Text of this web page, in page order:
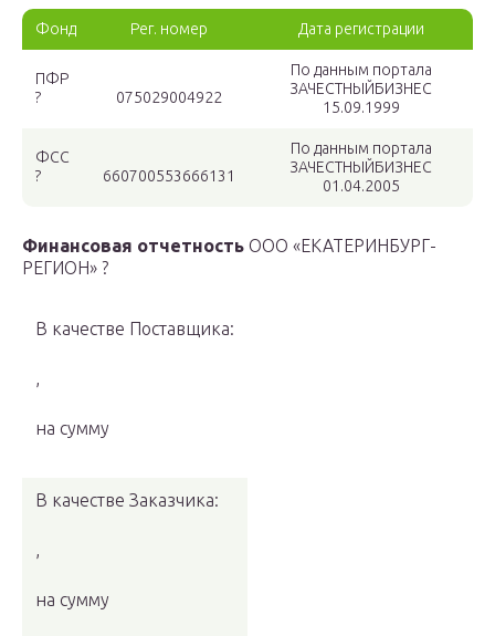
Фонд Рег. номер Дата регистрации
ПФР
?
075029004922
По данным портала
ЗАЧЕСТНЫЙБИЗНЕС
15.09.1999
ФСС
?
660700553666131
По данным портала
ЗАЧЕСТНЫЙБИЗНЕС
01.04.2005
Финансовая отчетность ООО «ЕКАТЕРИНБУРГ-
РЕГИОН» ?
В качестве Поставщика:
,
на сумму
В качестве Заказчика:
,
на сумму